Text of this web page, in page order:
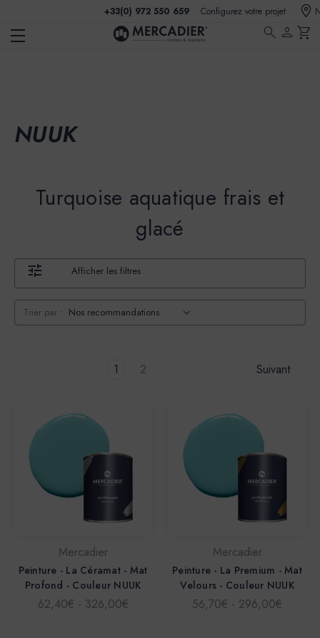
+33(0) 972 550 659 Configurez votre projet
search person shopping_cart
NUUK
Turquoise aquatique frais et
glacé
Afficher les filtres
Trier par :
1 2 Suivant
Mercadier
Peinture - La Céramat - Mat
Profond - Couleur NUUK
62,40€ - 326,00€
Mercadier
Peinture - La Premium - Mat
Velours - Couleur NUUK
56,70€ - 296,00€